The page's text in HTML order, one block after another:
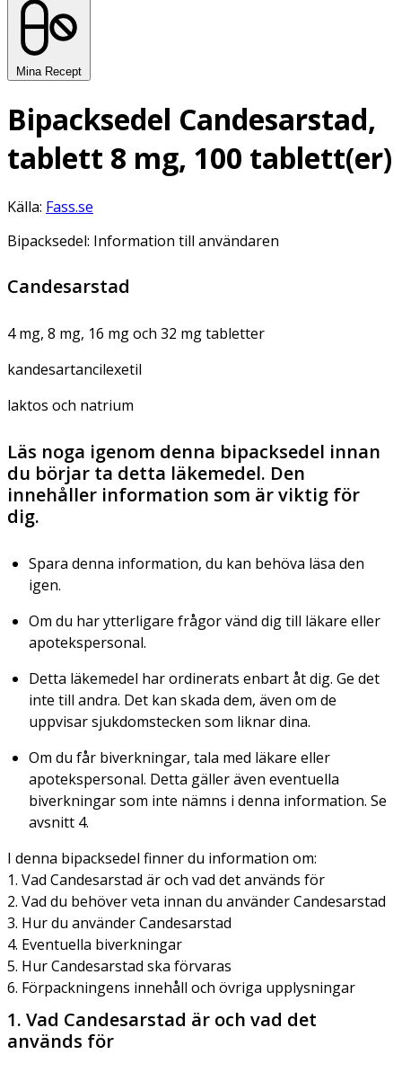
Mina Recept
Bipacksedel Candesarstad,
tablett 8 mg, 100 tablett(er)
Källa: Fass.se
Bipacksedel: Information till användaren
Candesarstad
4 mg, 8 mg, 16 mg och 32 mg tabletter
kandesartancilexetil
laktos och natrium
Läs noga igenom denna bipacksedel innan
du börjar ta detta läkemedel. Den
innehåller information som är viktig för
dig.
Spara denna information, du kan behöva läsa den
igen.
Om du har ytterligare frågor vänd dig till läkare eller
apotekspersonal.
Detta läkemedel har ordinerats enbart åt dig. Ge det
inte till andra. Det kan skada dem, även om de
uppvisar sjukdomstecken som liknar dina.
Om du får biverkningar, tala med läkare eller
apotekspersonal. Detta gäller även eventuella
biverkningar som inte nämns i denna information. Se
avsnitt 4.
I denna bipacksedel finner du information om:
1. Vad Candesarstad är och vad det används för
2. Vad du behöver veta innan du använder Candesarstad
3. Hur du använder Candesarstad
4. Eventuella biverkningar
5. Hur Candesarstad ska förvaras
6. Förpackningens innehåll och övriga upplysningar
1. Vad Candesarstad är och vad det
används för